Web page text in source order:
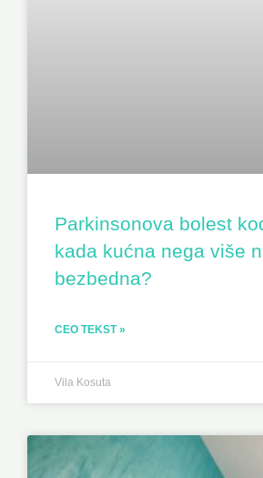
Parkinsonova bolest
kada kućna nega više
bezbedna?
CEO TEKST »
Vila Kosuta